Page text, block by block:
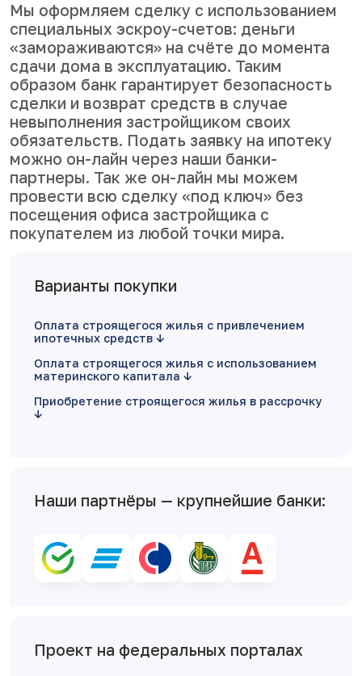
Мы оформляем сделку с использованием
специальных эскроу-счетов: деньги
«замораживаются» на счёте до момента
сдачи дома в эксплуатацию. Таким
образом банк гарантирует безопасность
сделки и возврат средств в случае
невыполнения застройщиком своих
обязательств. Подать заявку на ипотеку
можно он-лайн через наши банки-
партнеры. Так же он-лайн мы можем
провести всю сделку «под ключ» без
посещения офиса застройщика с
покупателем из любой точки мира.
Варианты покупки
Оплата строящегося жилья с привлечением
ипотечных средств
Оплата строящегося жилья с использованием
материнского капитала
Приобретение строящегося жилья в рассрочку
Наши партнёры — крупнейшие банки:
Проект на федеральных порталах